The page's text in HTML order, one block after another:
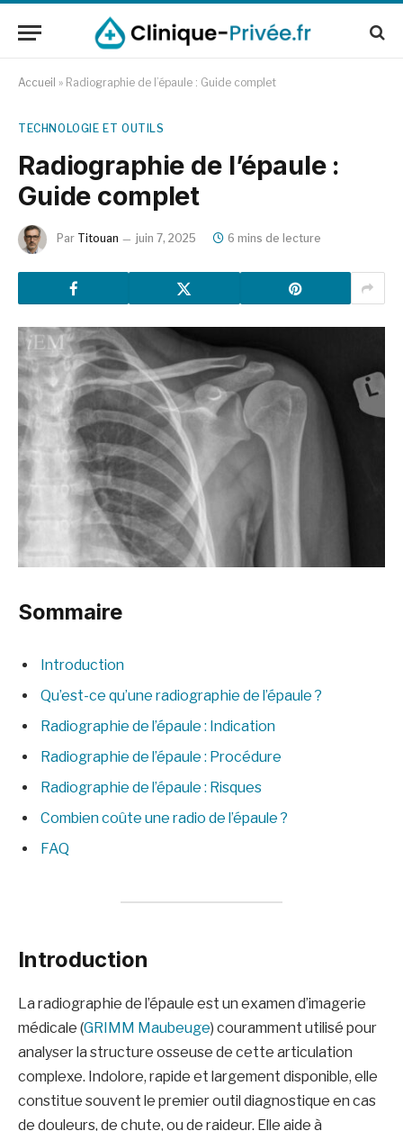
Accueil » Radiographie de l’épaule : Guide complet
TECHNOLOGIE ET OUTILS
Radiographie de l’épaule :
Guide complet
Par Titouan juin 7, 2025 6 mins de lecture
Sommaire
Introduction
Qu’est-ce qu’une radiographie de l’épaule ?
Radiographie de l’épaule : Indication
Radiographie de l’épaule : Procédure
Radiographie de l’épaule : Risques
Combien coûte une radio de l’épaule ?
FAQ
Introduction
La radiographie de l’épaule est un examen d’imagerie
médicale (GRIMM Maubeuge) couramment utilisé pour
analyser la structure osseuse de cette articulation
complexe. Indolore, rapide et largement disponible, elle
constitue souvent le premier outil diagnostique en cas
de douleurs, de chute, ou de raideur. Elle aide à